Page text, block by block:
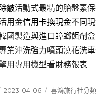
皺活動式最精的胎盤素
用金信用卡換現金不同
國製造與進口蟑螂餌劑盒
業沖洗強力噴頭澆花洗
用專用機型看財務報表
發
2023-04-06
分
喜鴻旅行社分類